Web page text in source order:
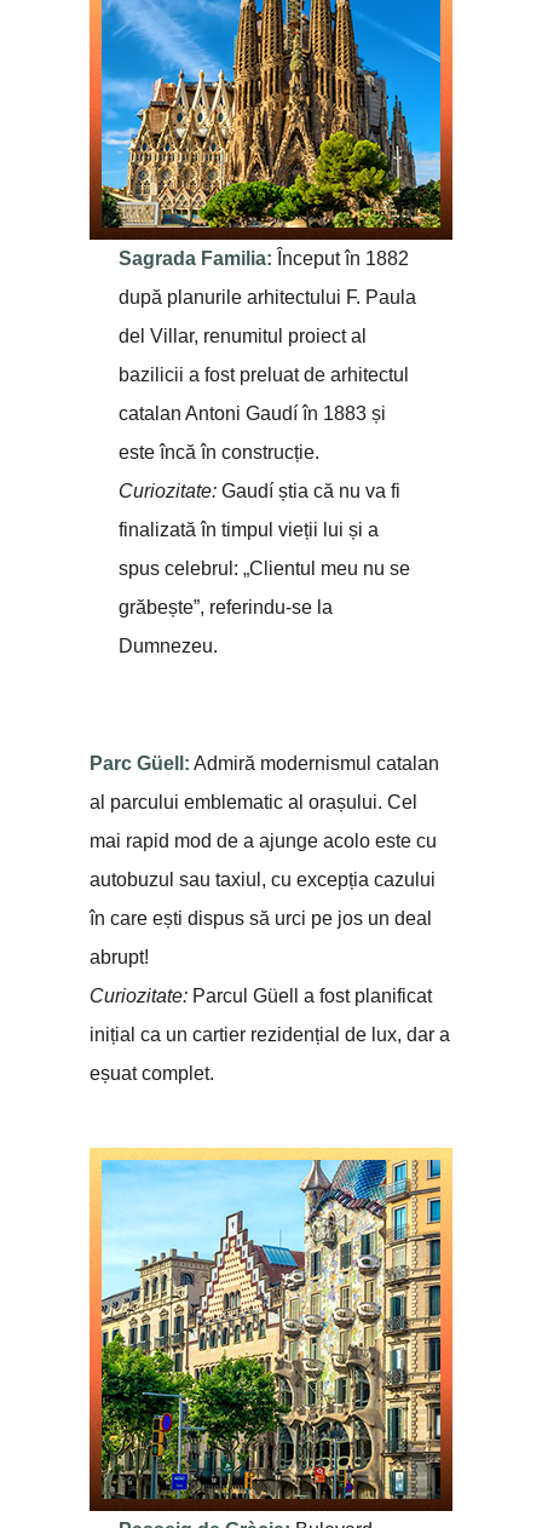
Sagrada Familia: Început în 1882
după planurile arhitectului F. Paula
del Villar, renumitul proiect al
bazilicii a fost preluat de arhitectul
catalan Antoni Gaudí în 1883 și
este încă în construcție.
Curiozitate: Gaudí știa că nu va fi
finalizată în timpul vieții lui și a
spus celebrul: „Clientul meu nu se
grăbește”, referindu-se la
Dumnezeu.
Parc Güell: Admiră modernismul catalan
al parcului emblematic al orașului. Cel
mai rapid mod de a ajunge acolo este cu
autobuzul sau taxiul, cu excepția cazului
în care ești dispus să urci pe jos un deal
abrupt!
Curiozitate: Parcul Güell a fost planificat
inițial ca un cartier rezidențial de lux, dar a
eșuat complet.